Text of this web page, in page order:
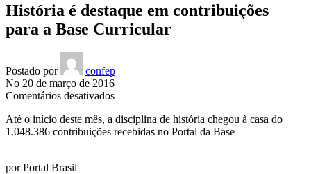
História é destaque em contribuições
para a Base Curricular
Postado por
confep
No 20 de março de 2016
Comentários desativadosem
é
destaque
Até o início deste mês, a disciplina de história chegou à casa do
1.048.386 contribuições recebidas no Portal da Base
porPortal Brasil